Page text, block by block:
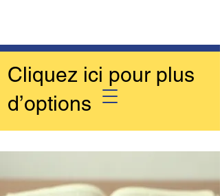
Cliquez ici pour plus
d’options